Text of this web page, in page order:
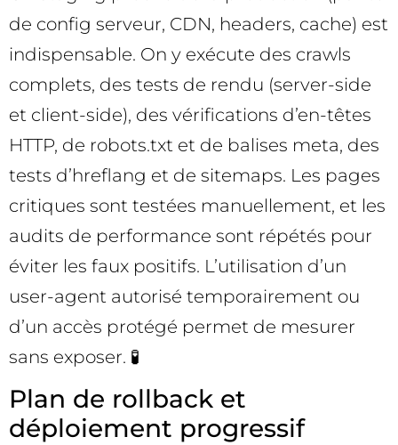
de config serveur, CDN, headers, cache) est
indispensable. On y exécute des crawls
complets, des tests de rendu (server-side
et client-side), des vérifications d’en-têtes
HTTP, de robots.txt et de balises meta, des
tests d’hreflang et de sitemaps. Les pages
critiques sont testées manuellement, et les
audits de performance sont répétés pour
éviter les faux positifs. L’utilisation d’un
user-agent autorisé temporairement ou
d’un accès protégé permet de mesurer
sans exposer. 🧪
Plan de rollback et
déploiement progressif